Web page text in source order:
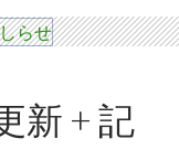
新 + 記